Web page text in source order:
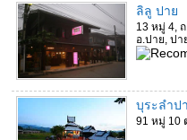
ลิลู ปาย
13 หมู่ 4,
อ.ปาย, ปา
บุระลำป
91 หมู่ 10